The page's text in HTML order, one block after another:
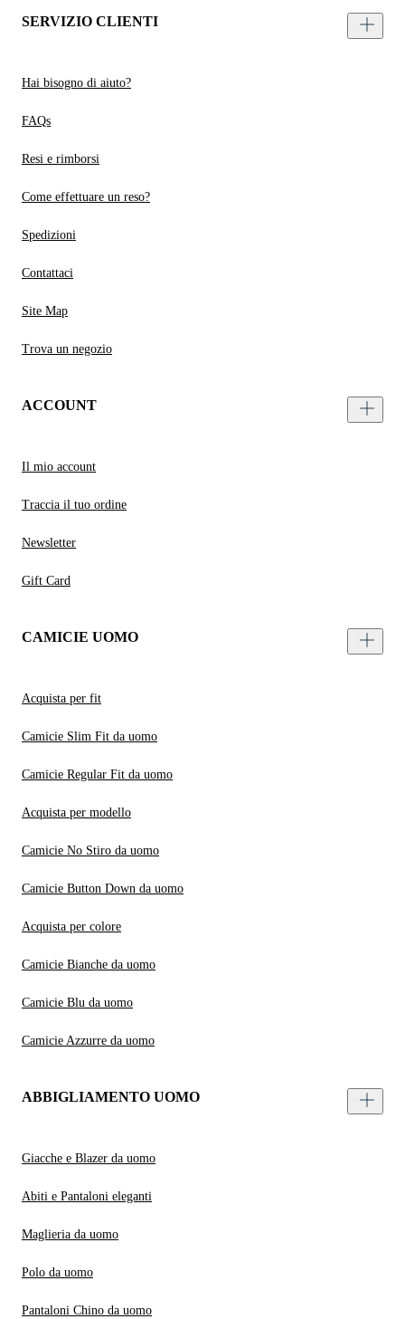
SERVIZIO CLIENTI
Hai bisogno di aiuto?
FAQs
Resi e rimborsi
Come effettuare un reso?
Spedizioni
Contattaci
Site Map
Trova un negozio
ACCOUNT
Il mio account
Traccia il tuo ordine
Newsletter
Gift Card
CAMICIE UOMO
Acquista per fit
Camicie Slim Fit da uomo
Camicie Regular Fit da uomo
Acquista per modello
Camicie No Stiro da uomo
Camicie Button Down da uomo
Acquista per colore
Camicie Bianche da uomo
Camicie Blu da uomo
Camicie Azzurre da uomo
ABBIGLIAMENTO UOMO
Giacche e Blazer da uomo
Abiti e Pantaloni eleganti
Maglieria da uomo
Polo da uomo
Pantaloni Chino da uomo